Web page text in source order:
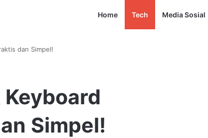
Home Tech Media Sosial
dan Simpel!
Simpel!